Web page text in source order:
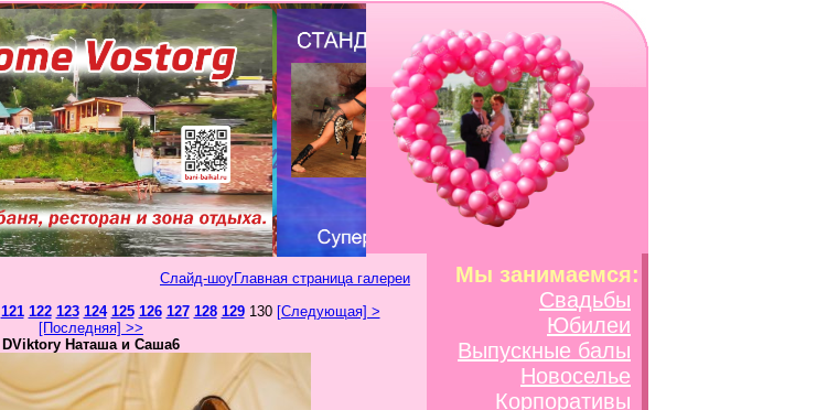
Главная страница галереи
Слайд-шоу
121 122 123 124 125 126 127 128 129 130 [Следующая] >
[Последняя] >>
DViktory Наташа и Саша6
Мы занимаемся:
Свадьбы
Юбилеи
Выпускные балы
Новоселье
Корпоративы